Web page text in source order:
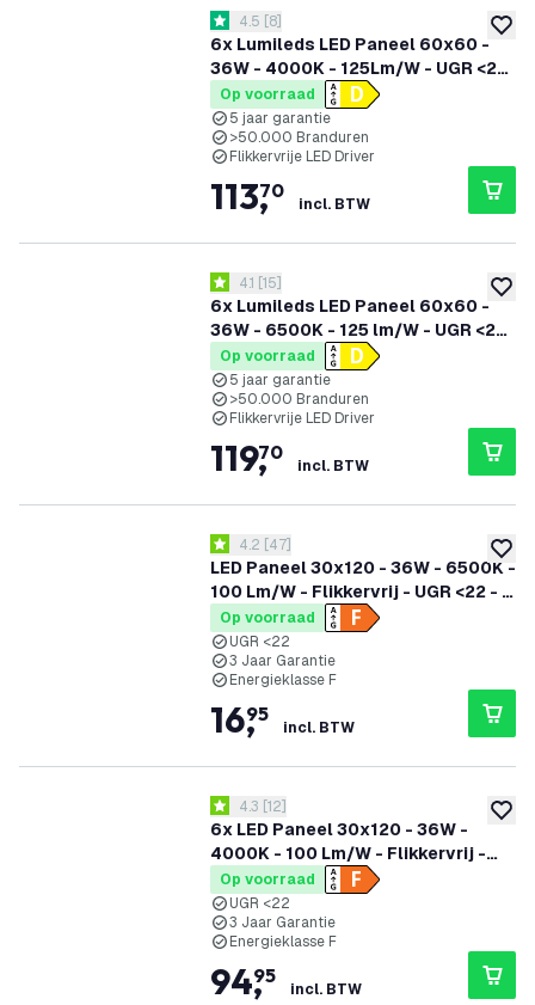
6x Lumileds LED Paneel 60x60 -
36W - 4000K - 125Lm/W - UGR <22
- 5 Jaar Garantie
reviews drawer openen
4.5 score sterren
4.5 [8]
Op voorraad
5 jaar garantie
>50.000 Branduren
Flikkervrije LED Driver
113,
70
incl. BTW
6x Lumileds LED Paneel 60x60 -
36W - 6500K - 125 lm/W - UGR <22
- 5 Jaar Garantie
reviews drawer openen
4.1 score sterren
4.1 [15]
Op voorraad
5 jaar garantie
>50.000 Branduren
Flikkervrije LED Driver
119,
70
incl. BTW
LED Paneel 30x120 - 36W - 6500K -
100 Lm/W - Flikkervrij - UGR <22 - 3
Jaar Garantie
reviews drawer openen
4.2 score sterren
4.2 [47]
Op voorraad
UGR <22
3 Jaar Garantie
Energieklasse F
16,
95
incl. BTW
6x LED Paneel 30x120 - 36W -
4000K - 100 Lm/W - Flikkervrij -
UGR <22 - 3 Jaar Garantie
reviews drawer openen
4.3 score sterren
4.3 [12]
Op voorraad
UGR <22
3 Jaar Garantie
Energieklasse F
94,
95
incl. BTW